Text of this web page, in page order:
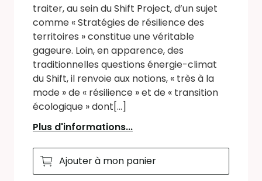
traiter, au sein du Shift Project, d’un sujet
comme « Stratégies de résilience des
territoires » constitue une véritable
gageure. Loin, en apparence, des
traditionnelles questions énergie-climat
du Shift, il renvoie aux notions, « très à la
mode » de « résilience » et de « transition
écologique » dont[...]
Plus d'informations...
Ajouter à mon panier